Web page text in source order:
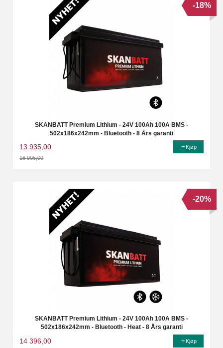
SKANBATT Premium Lithium - 24V 100Ah 100A BMS -
502x186x242mm - Bluetooth - 8 Års garanti
13 935,00
16 995,00
-18%
Kjøp
SKANBATT Premium Lithium - 24V 100Ah 100A BMS -
502x186x242mm - Bluetooth - Heat - 8 Års garanti
14 396,00
-20%
Kjøp